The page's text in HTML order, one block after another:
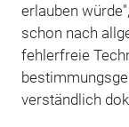
erlauben
schon nach
fehlerfreie
verständlich